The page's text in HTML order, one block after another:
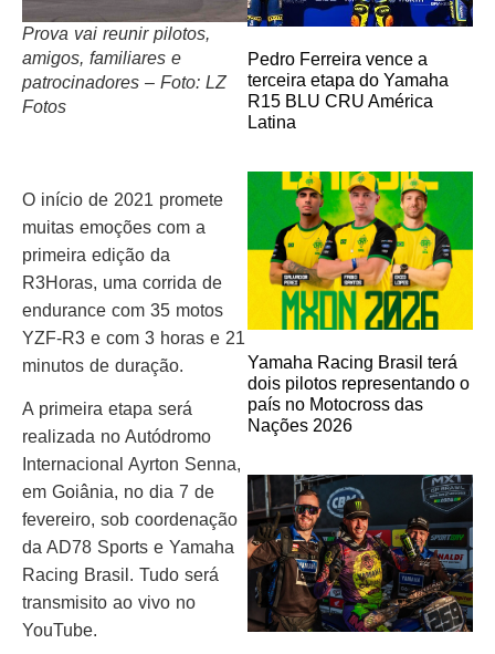
Prova vai reunir pilotos,
amigos, familiares e
patrocinadores – Foto: LZ
Fotos
O início de 2021 promete
muitas emoções com a
primeira edição da
R3Horas, uma corrida de
endurance com 35 motos
YZF-R3 e com 3 horas e 21
minutos de duração.
A primeira etapa será
realizada no Autódromo
Internacional Ayrton Senna,
em Goiânia, no dia 7 de
fevereiro, sob coordenação
da AD78 Sports e Yamaha
Racing Brasil. Tudo será
transmisito ao vivo no
YouTube.
Pedro Ferreira vence a
terceira etapa do Yamaha
R15 BLU CRU América
Latina
Yamaha Racing Brasil terá
dois pilotos representando o
país no Motocross das
Nações 2026